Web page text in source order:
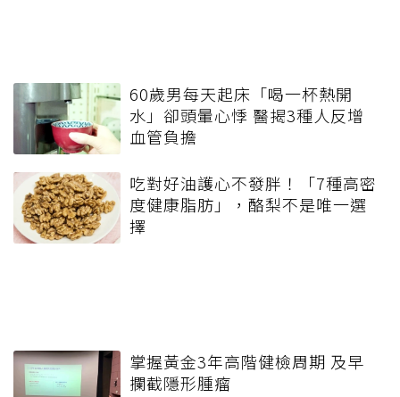
60歲男每天起床「喝一杯熱開
水」卻頭暈心悸 醫揭3種人反增
血管負擔
吃對好油護心不發胖！「7種高密
度健康脂肪」，酪梨不是唯一選
擇
掌握黃金3年高階健檢周期 及早
攔截隱形腫瘤